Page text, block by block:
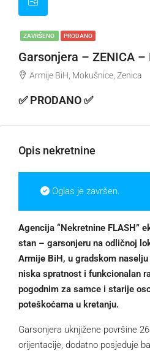
ZAVRŠENO PRODANO
Garsonjera – ZENICA –
Armije BiH, Mokušnice, Zenica
✅ PRODANO ✅
Opis nekretnine
Oglas je završen.
Agencija “Nekretnine FLASH”
stan – garsonjeru na odličnoj
Armije BiH, u gradskom
niska spratnost i funkcionalan
pogodnim za samce i starije
poteškoćama u kretanju.
Garsonjera uknjižene površine
orijentacije, dodatno posjeduje